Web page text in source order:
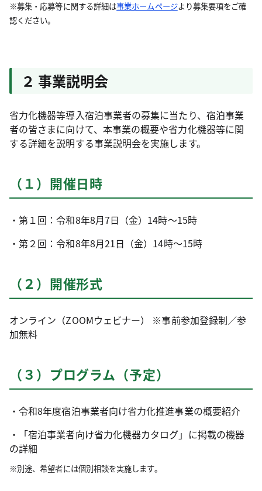
※募集・応募等に関する詳細は事業ホームページより募集要項をご確
認ください。
２ 事業説明会
省力化機器等導入宿泊事業者の募集に当たり、宿泊事業
者の皆さまに向けて、本事業の概要や省力化機器等に関
する詳細を説明する事業説明会を実施します。
（１）開催日時
・第１回：令和8年8月7日（金）14時～15時
・第２回：令和8年8月21日（金）14時～15時
（２）開催形式
オンライン（ZOOMウェビナー） ※事前参加登録制／参
加無料
（３）プログラム（予定）
・令和8年度宿泊事業者向け省力化推進事業の概要紹介
・「宿泊事業者向け省力化機器カタログ」に掲載の機器
の詳細
※別途、希望者には個別相談を実施します。